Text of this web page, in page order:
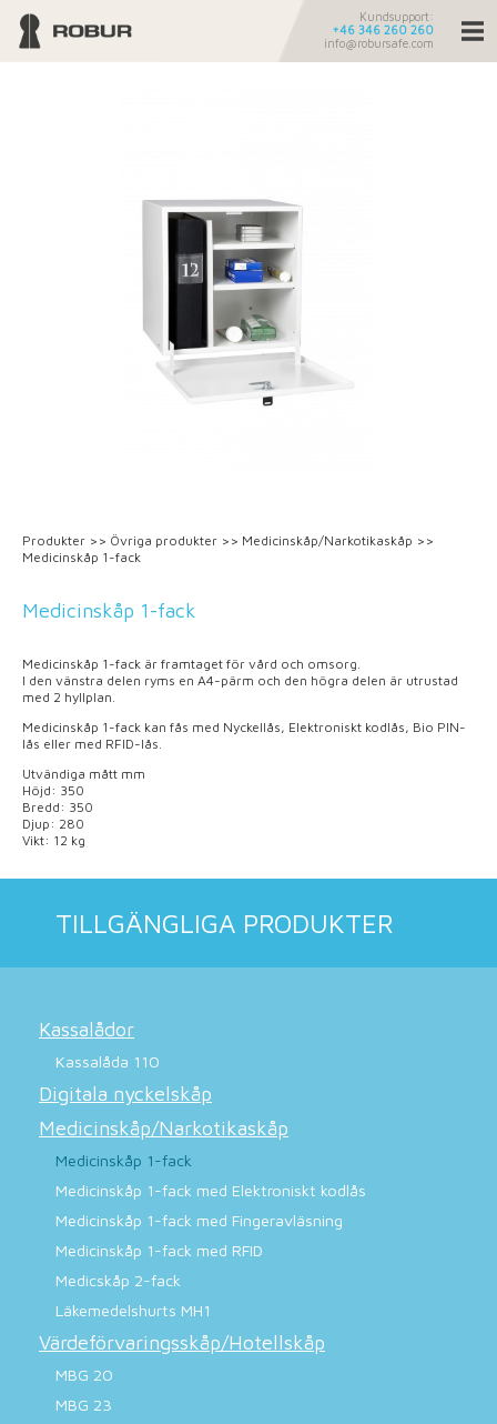
Kundsupport:
+46 346 260 260
info@robursafe.com
Produkter >> Övriga produkter >> Medicinskåp/Narkotikaskåp >>
Medicinskåp 1-fack
Medicinskåp 1-fack
Medicinskåp 1-fack är framtaget för vård och omsorg.
I den vänstra delen ryms en A4-pärm och den högra delen är utrustad
med 2 hyllplan.
Medicinskåp 1-fack kan fås med Nyckellås, Elektroniskt kodlås, Bio PIN-
lås eller med RFID-lås.
Utvändiga mått mm
Höjd: 350
Bredd: 350
Djup: 280
Vikt: 12 kg
TILLGÄNGLIGA PRODUKTER
Kassalådor
Kassalåda 110
Digitala nyckelskåp
Medicinskåp/Narkotikaskåp
Medicinskåp 1-fack
Medicinskåp 1-fack med Elektroniskt kodlås
Medicinskåp 1-fack med Fingeravläsning
Medicinskåp 1-fack med RFID
Medicskåp 2-fack
Läkemedelshurts MH1
Värdeförvaringsskåp/Hotellskåp
MBG 20
MBG 23